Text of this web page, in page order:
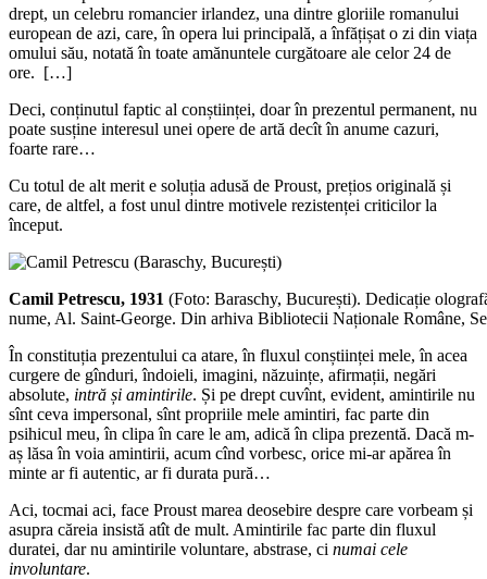
drept, un celebru romancier irlandez, una dintre gloriile romanului
european de azi, care, în opera lui principală, a înfățișat o zi din viața
omului său, notată în toate amănuntele curgătoare ale celor 24 de
ore. […]
Deci, conținutul faptic al conștiinței, doar în prezentul permanent, nu
poate susține interesul unei opere de artă decît în anume cazuri,
foarte rare…
Cu totul de alt merit e soluția adusă de Proust, prețios originală și
care, de altfel, a fost unul dintre motivele rezistenței criticilor la
început.
Camil Petrescu, 1931 (Foto: Baraschy, București). Dedicație
nume, Al. Saint-George. Din arhiva Bibliotecii Naționale Române,
În constituția prezentului ca atare, în fluxul conștiinței mele, în acea
curgere de gînduri, îndoieli, imagini, năzuințe, afirmații, negări
absolute, intră și amintirile. Și pe drept cuvînt, evident, amintirile nu
sînt ceva impersonal, sînt propriile mele amintiri, fac parte din
psihicul meu, în clipa în care le am, adică în clipa prezentă. Dacă m-
aș lăsa în voia amintirii, acum cînd vorbesc, orice mi-ar apărea în
minte ar fi autentic, ar fi durata pură…
Aci, tocmai aci, face Proust marea deosebire despre care vorbeam și
asupra căreia insistă atît de mult. Amintirile fac parte din fluxul
duratei, dar nu amintirile voluntare, abstrase, ci numai cele
involuntare.